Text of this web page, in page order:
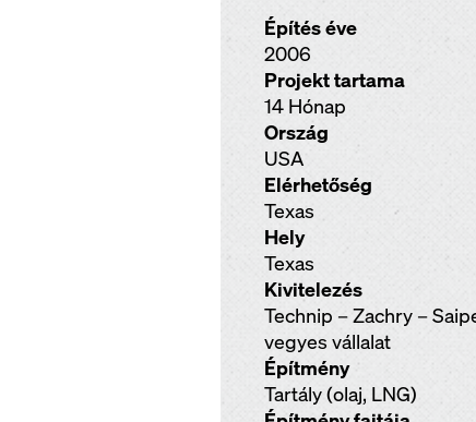
Építés éve
2006
Projekt tartama
14 Hónap
Ország
USA
Elérhetőség
Texas
Hely
Texas
Kivitelezés
Technip – Zachry –
vegyes vállalat
Építmény
Tartály (olaj, LNG)